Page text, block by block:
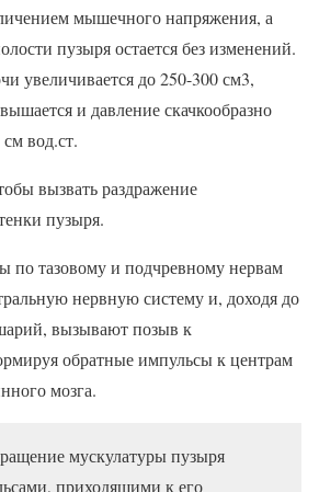
мышечного напряжения, а
пузыря остается без изменений.
увеличивается до 250-300 см3,
и давление скачкообразно
вод.ст.
вызвать раздражение
пузыря.
по тазовому и подчревному нервам
нервную систему и, доходя до
вызывают позыв к
обратные импульсы к центрам
мозга.
мускулатуры пузыря
приходящими к его